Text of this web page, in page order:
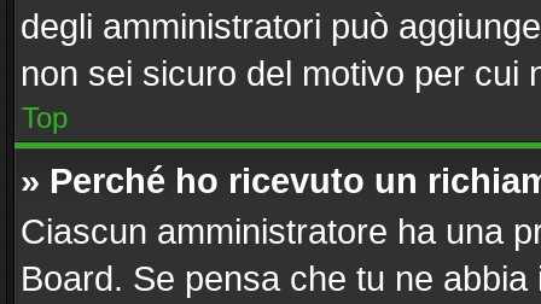
degli amministratori può
non sei sicuro del motivo per cui
Top
» Perché ho ricevuto un
Ciascun amministratore ha una
Board. Se pensa che tu ne